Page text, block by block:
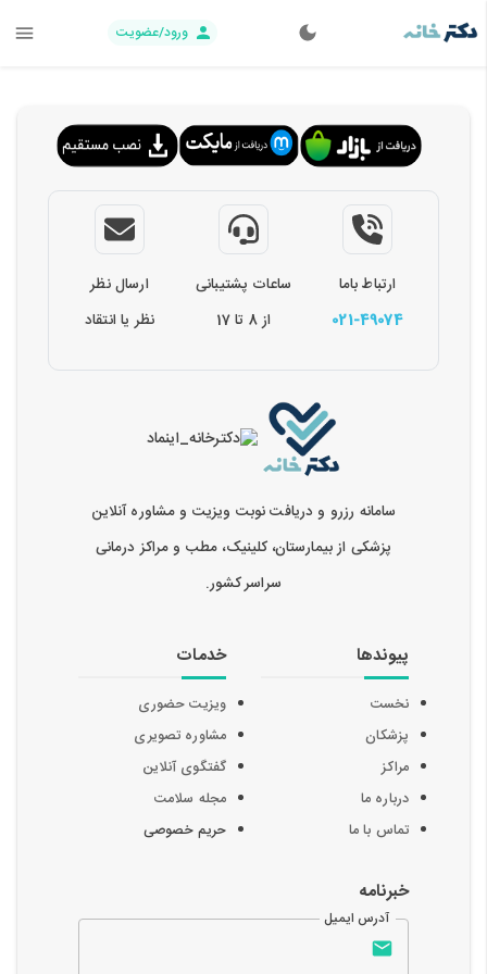
ورود/عضویت
ارتباط باما
021-49074
ساعات پشتیبانی
از 8 تا 17
ارسال نظر
نظر یا انتقاد
سامانه رزرو و دریافت نوبت ویزیت و مشاوره آنلاین
پزشکی از بیمارستان، کلینیک، مطب و مراکز درمانی
سراسر کشور.
پیوندها
نخست
پزشکان
مراکز
درباره ما
تماس با ما
خدمات
ویزیت حضوری
مشاوره تصویری
گفتگوی آنلاین
مجله سلامت
حریم خصوصی
خبرنامه
آدرس ایمیل